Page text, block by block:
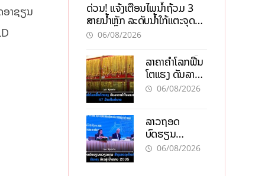
ອາຊຽນ
ນໍ້າມັນແພງ
ດ່ວນ! ແຈ້ງເຕືອນໄພນໍ້າຖ້ວມ 3
ສາຍນໍ້າຫຼັກ ລະດັບນໍ້າໃກ້ແຕະຈຸດ
ອັນຕະລາຍ
06/08/2026
ລາຄາຄຳໂລກຟື້ນ
ໂຕແຮງ ດັນລາຄາ
ຄຳໃນລາວທະລຸ
06/08/2026
ລາວຖອດ
ບົດຮຽນ
ຫວຽດນາມ ສ້າງ
06/08/2026